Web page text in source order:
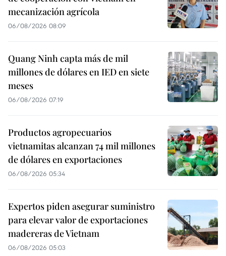
mecanización agrícola
06/08/2026 08:09
Quang Ninh capta más de mil
millones de dólares en IED en siete
meses
06/08/2026 07:19
Productos agropecuarios
vietnamitas alcanzan 74 mil millones
de dólares en exportaciones
06/08/2026 05:34
Expertos piden asegurar suministro
para elevar valor de exportaciones
madereras de Vietnam
06/08/2026 05:03